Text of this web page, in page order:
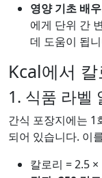
영양 기초 배
에게 단위 간
데 도움이 됩
Kcal에서
1. 식품 라벨
간식 포장지에는 1
되어 있습니다. 이
칼로리 = 2.5